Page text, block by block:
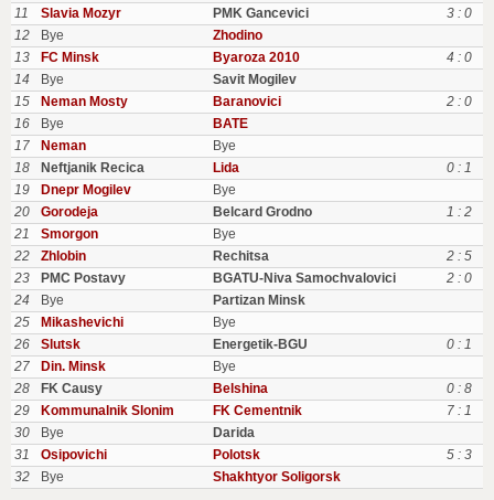
11
Slavia Mozyr PMK Gancevici
3 : 0
12
Bye
Zhodino
13
FC Minsk Byaroza 2010
4 : 0
14
Bye
Savit Mogilev
15
Neman Mosty Baranovici
2 : 0
16
Bye
BATE
17
Neman
Bye
18
Neftjanik Recica Lida
0 : 1
19
Dnepr Mogilev
Bye
20
Gorodeja Belcard Grodno
1 : 2
21
Smorgon
Bye
22
Zhlobin Rechitsa
2 : 5
23
PMC Postavy BGATU-Niva Samochvalovici
2 : 0
24
Bye
Partizan Minsk
25
Mikashevichi
Bye
26
Slutsk Energetik-BGU
0 : 1
27
Din. Minsk
Bye
28
FK Causy Belshina
0 : 8
29
Kommunalnik Slonim FK Cementnik
7 : 1
30
Bye
Darida
31
Osipovichi Polotsk
5 : 3
32
Bye Shakhtyor Soligorsk